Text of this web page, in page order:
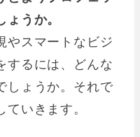
うか。
やスマートなビジ
するには、どんな
しょうか。それで
いきます。